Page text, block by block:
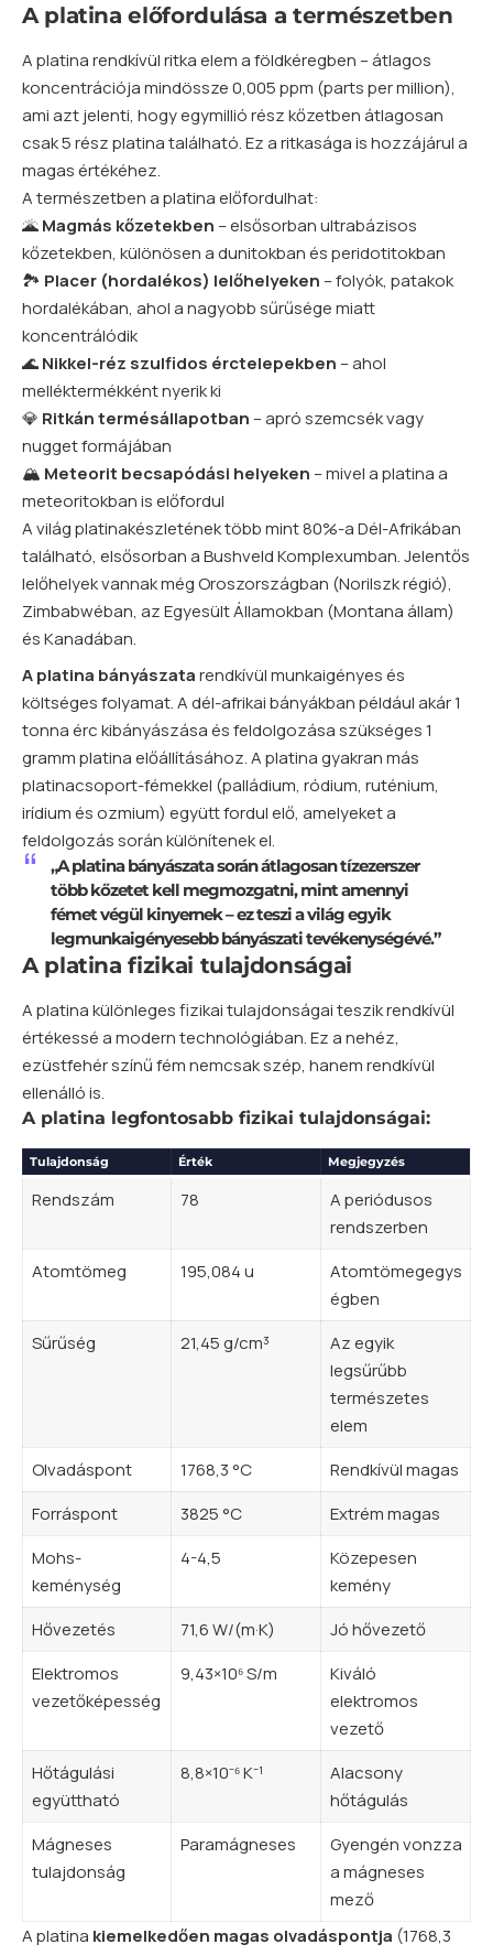
A platina előfordulása a természetben
A platina rendkívül ritkaelema földkéregben – átlagos
koncentrációja mindössze 0,005 ppm (parts per million),
ami azt jelenti, hogy egymillió rész kőzetben átlagosan
csak 5 rész platina található. Ez a ritkasága is hozzájárul a
magas értékéhez.
A természetben a platina előfordulhat:
🌋Magmás kőzetekben – elsősorban ultrabázisos
kőzetekben, különösen a dunitokban és peridotitokban
🏞️ Placer (hordalékos) lelőhelyeken – folyók, patakok
hordalékában, ahol a nagyobb sűrűsége miatt
koncentrálódik
🌊Nikkel-réz szulfidos érctelepekben – ahol
melléktermékként nyerik ki
💎 Ritkán termésállapotban – apró szemcsék vagy
nugget formájában
🏔️ Meteorit becsapódási helyeken – mivel a platina a
meteoritokban is előfordul
A világ platinakészletének több mint 80%-a Dél-Afrikában
található, elsősorban a Bushveld Komplexumban. Jelentős
lelőhelyek vannak még Oroszországban (Norilszk régió),
Zimbabwéban, az Egyesült Államokban (Montana állam)
és Kanadában.
A platina bányászatarendkívül munkaigényes és
költséges folyamat. A dél-afrikai bányákban például akár 1
tonna érc kibányászása és feldolgozása szükséges 1
gramm platina előállításához. A platina gyakran más
platinacsoport-fémekkel (palládium, ródium, ruténium,
irídium és ozmium) együtt fordul elő, amelyeket a
feldolgozás során különítenek el.
„A platina bányászata során átlagosan tízezerszer
több kőzetet kell megmozgatni, mint amennyi
fémet végül kinyernek – ez teszi a világ egyik
legmunkaigényesebb bányászati tevékenységévé.”
A platina fizikai tulajdonságai
A platina különleges fizikai tulajdonságai teszik rendkívül
értékessé a modern technológiában. Ez a nehéz,
ezüstfehér színű fém nemcsak szép, hanem rendkívül
ellenálló is.
A platina legfontosabb fizikai tulajdonságai:
Tulajdonság Érték Megjegyzés
Rendszám 78
A periódusos
rendszerben
Atomtömeg
195,084 u
Atomtömegegys
égben
Sűrűség
21,45 g/cm³
Az egyik
legsűrűbb
természetes
elem
Olvadáspont
1768,3 °C
Rendkívül magas
Forráspont
3825 °C
Extrém magas
Mohs-
keménység
4-4,5
Közepesen
kemény
Hővezetés
71,6 W/(m·K)
Jó hővezető
Elektromos
vezetőképesség
9,43×10⁶ S/m
Kiváló
elektromos
vezető
Hőtágulási
együttható
8,8×10⁻⁶ K⁻¹
Alacsony
hőtágulás
Mágneses
tulajdonság
Paramágneses
Gyengén vonzza
a mágneses
mező
A platina kiemelkedően magas olvadáspontja (1768,3